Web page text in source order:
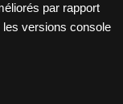
par rapport
les versions console